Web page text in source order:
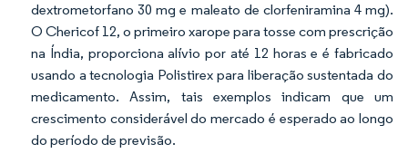
dextrometorfano 30 mg e maleato de clorfeniramina 4 mg).
O Chericof 12, o primeiro xarope para tosse com prescrição
na Índia, proporciona alívio por até 12 horas e é fabricado
usando a tecnologia Polistirex para liberação sustentada do
medicamento. Assim, tais exemplos indicam que um
crescimento considerável do mercado é esperado ao longo
do período de previsão.